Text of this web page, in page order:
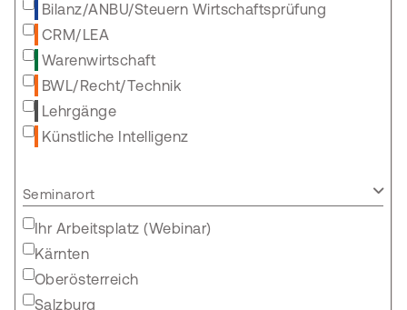
Bilanz/ANBU/Steuern Wirtschaftsprüfung
CRM/LEA
Warenwirtschaft
BWL/Recht/Technik
Lehrgänge
Künstliche Intelligenz
Seminarort
Ihr Arbeitsplatz (Webinar)
Kärnten
Oberösterreich
Salzburg